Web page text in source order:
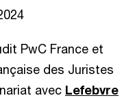
PwC France et
des Juristes
avec Lefebvre